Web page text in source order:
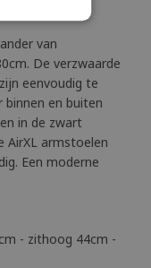
van
De verzwaarde
eenvoudig te
en buiten
in de zwart
AirXL armstoelen
Een moderne
- zithoog 44cm -